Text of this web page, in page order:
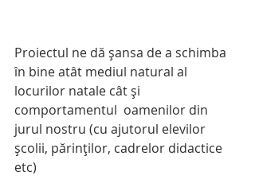
Proiectul ne dă şansa de a schimba
în bine atât mediul natural al
locurilor natale cât şi
comportamentul  oamenilor din
jurul nostru (cu ajutorul elevilor
şcolii, părinţilor, cadrelor didactice
etc)